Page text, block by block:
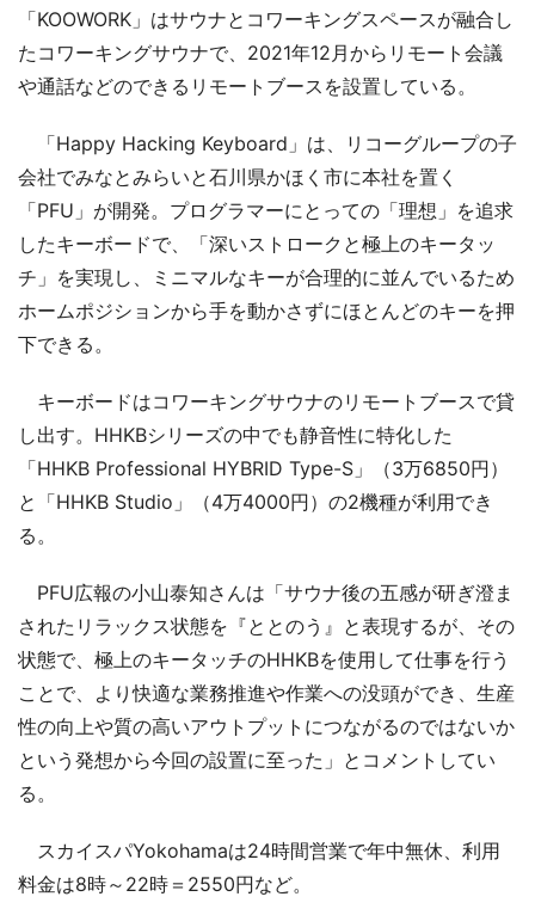
「KOOWORK」はサウナとコワーキングスペースが融合し
たコワーキングサウナで、2021年12月からリモート会議
や通話などのできるリモートブースを設置している。
「Happy Hacking Keyboard」は、リコーグループの子
会社でみなとみらいと石川県かほく市に本社を置く
「PFU」が開発。プログラマーにとっての「理想」を追求
したキーボードで、「深いストロークと極上のキータッ
チ」を実現し、ミニマルなキーが合理的に並んでいるため
ホームポジションから手を動かさずにほとんどのキーを押
下できる。
キーボードはコワーキングサウナのリモートブースで貸
し出す。HHKBシリーズの中でも静音性に特化した
「HHKB Professional HYBRID Type-S」（3万6850円）
と「HHKB Studio」（4万4000円）の2機種が利用でき
る。
PFU広報の小山泰知さんは「サウナ後の五感が研ぎ澄ま
されたリラックス状態を『ととのう』と表現するが、その
状態で、極上のキータッチのHHKBを使用して仕事を行う
ことで、より快適な業務推進や作業への没頭ができ、生産
性の向上や質の高いアウトプットにつながるのではないか
という発想から今回の設置に至った」とコメントしてい
る。
スカイスパYokohamaは24時間営業で年中無休、利用
料金は8時～22時＝2550円など。